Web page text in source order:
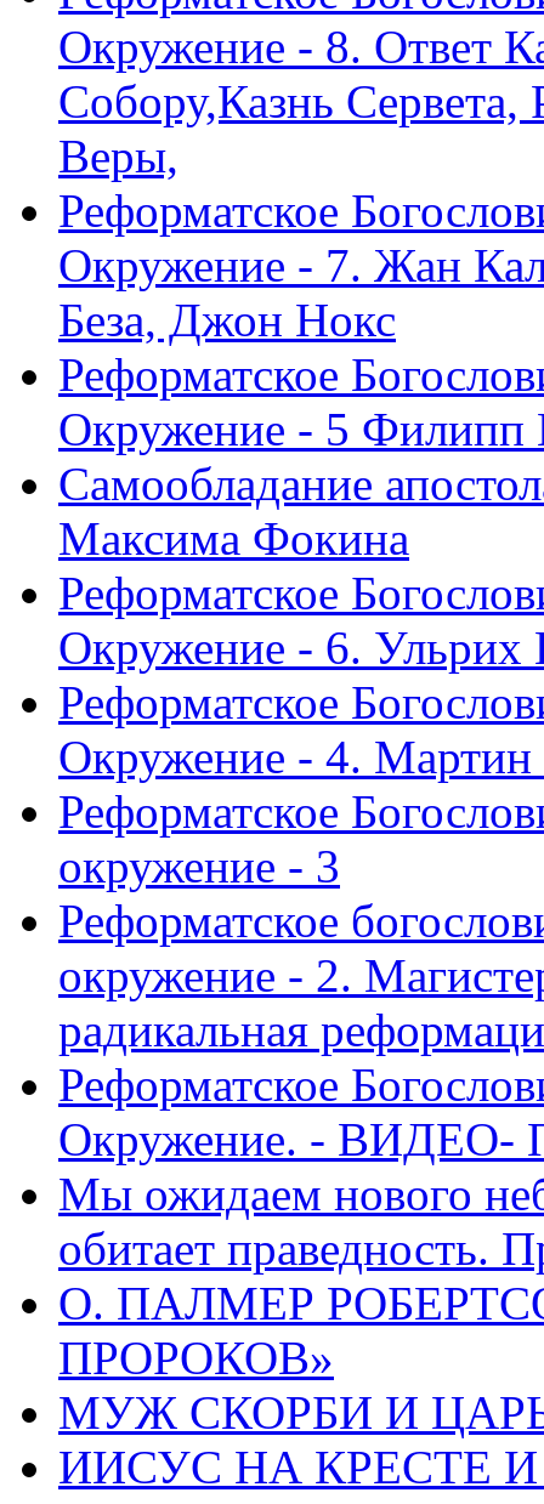
Окружение - 8. Ответ
Собору,Казнь Сервета,
Веры,
Реформатское
Окружение - 7. Жан
Беза, Джон Нокс
Реформатское
Окружение - 5 Филипп
Самообладание
Максима Фокина
Реформатское
Окружение - 6. Ульрих
Реформатское
Окружение - 4.
Реформатское
окружение - 3
Реформатское
окружение - 2.
радикальная
Реформатское
Окружение. - ВИДЕО-
Мы ожидаем нового
обитает праведность.
О. ПАЛМЕР
ПРОРОКОВ»
МУЖ СКОРБИ И ЦАРЬ
ИИСУС НА КРЕСТЕ